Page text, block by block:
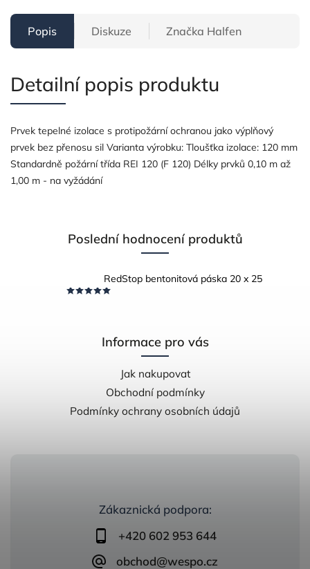
Popis Diskuze Značka Halfen
Detailní popis produktu
Prvek tepelné izolace s protipožární ochranou jako výplňový
prvek bez přenosu sil Varianta výrobku: Tloušťka izolace: 120 mm
Standardně požární třída REI 120 (F 120) Délky prvků 0,10 m až
1,00 m - na vyžádání
Zákaznická podpora:
+420 602 953 644
obchod@wespo.cz
Poslední hodnocení produktů
RedStop bentonitová páska 20 x 25
Informace pro vás
Jak nakupovat
Obchodní podmínky
Podmínky ochrany osobních údajů